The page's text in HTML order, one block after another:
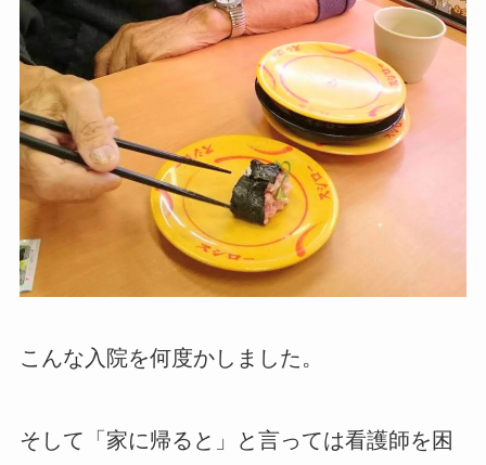
こんな入院を何度かしました。
そして「家に帰ると」と言っては看護師を困